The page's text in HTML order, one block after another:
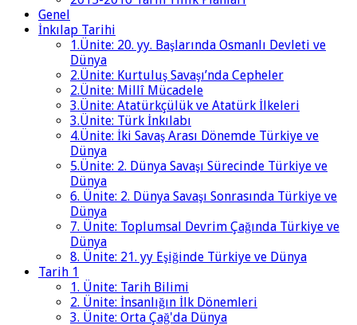
Genel
İnkılap Tarihi
1.Ünite: 20. yy. Başlarında Osmanlı Devleti ve
Dünya
2.Ünite: Kurtuluş Savaşı’nda Cepheler
2.Ünite: Millî Mücadele
3.Ünite: Atatürkçülük ve Atatürk İlkeleri
3.Ünite: Türk İnkılabı
4.Ünite: İki Savaş Arası Dönemde Türkiye ve
Dünya
5.Ünite: 2. Dünya Savaşı Sürecinde Türkiye ve
Dünya
6. Ünite: 2. Dünya Savaşı Sonrasında Türkiye ve
Dünya
7. Ünite: Toplumsal Devrim Çağında Türkiye ve
Dünya
8. Ünite: 21. yy Eşiğinde Türkiye ve Dünya
Tarih 1
1. Ünite: Tarih Bilimi
2. Ünite: İnsanlığın İlk Dönemleri
3. Ünite: Orta Çağ'da Dünya